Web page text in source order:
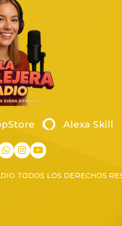
la Región Occidente. La […]
Alexa Skill
TODOS LOS DERECHOS